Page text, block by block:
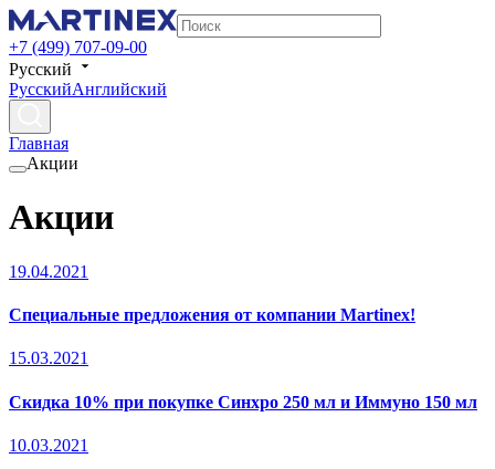
+7 (499) 707-09-00
Русский
РусскийАнглийский
Главная
Акции
Акции
19.04.2021
Специальные предложения от компании Martinex!
15.03.2021
Скидка 10% при покупке Синхро 250 мл и Иммуно 150 мл
10.03.2021